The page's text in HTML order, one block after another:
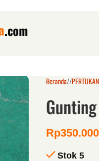
Beranda/
Rp350.000
Stok 5